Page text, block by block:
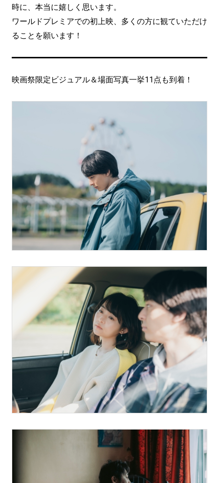
時に、本当に嬉しく思います。
ワールドプレミアでの初上映、多くの方に観ていただけ
ることを願います！
映画祭限定ビジュアル＆場面写真一挙11点も到着！